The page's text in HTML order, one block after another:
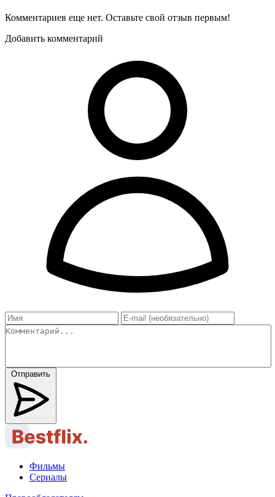
Комментариев еще нет. Оставьте свой отзыв первым!
Добавить комментарий
Отправить
Фильмы
Сериалы